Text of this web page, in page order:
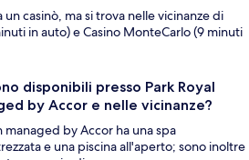
casinò, ma si trova nelle vicinanze di
in auto) e Casino MonteCarlo (9 minuti
disponibili presso Park Royal
by Accor e nelle vicinanze?
managed by Accor ha una spa
e una piscina all'aperto; sono inoltre